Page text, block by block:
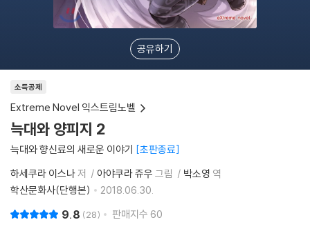
공유하기
소득공제
Extreme Novel 익스트림노벨
늑대와 양피지 2
늑대와 향신료의 새로운 이야기 초판종료
하세쿠라 이스나저 아야쿠라 쥬우 그림 박소영 역
학산문화사(단행본)
2018.06.30.
9.8 28 판매지수 60